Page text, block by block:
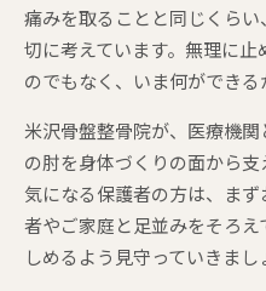
痛みを取ることと同じくら
切に考えています。無理に
のでもなく、いま何ができる
米沢骨盤整骨院が、医療機
の肘を身体づくりの面から
気になる保護者の方は、ま
者やご家庭と足並みをそろ
しめるよう見守っていきまし